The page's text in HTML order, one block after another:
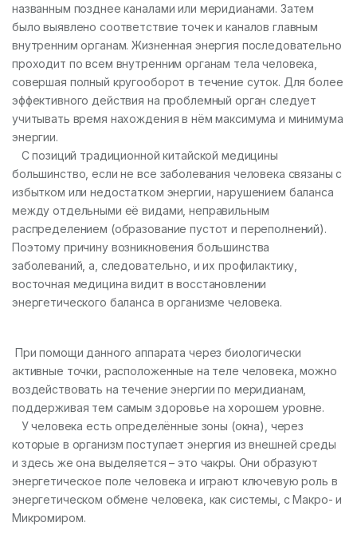
названным позднее каналами или меридианами. Затем
было выявлено соответствие точек и каналов главным
внутренним органам. Жизненная энергия последовательно
проходит по всем внутренним органам тела человека,
совершая полный кругооборот в течение суток. Для более
эффективного действия на проблемный орган следует
учитывать время нахождения в нём максимума и минимума
энергии.
С позиций традиционной китайской медицины
большинство, если не все заболевания человека связаны с
избытком или недостатком энергии, нарушением баланса
между отдельными её видами, неправильным
распределением (образование пустот и переполнений).
Поэтому причину возникновения большинства
заболеваний, а, следовательно, и их профилактику,
восточная медицина видит в восстановлении
энергетического баланса в организме человека.
При помощи данного аппарата через биологически
активные точки, расположенные на теле человека, можно
воздействовать на течение энергии по меридианам,
поддерживая тем самым здоровье на хорошем уровне.
У человека есть определённые зоны (окна), через
которые в организм поступает энергия из внешней среды
и здесь же она выделяется – это чакры. Они образуют
энергетическое поле человека и играют ключевую роль в
энергетическом обмене человека, как системы, с Макро- и
Микромиром.